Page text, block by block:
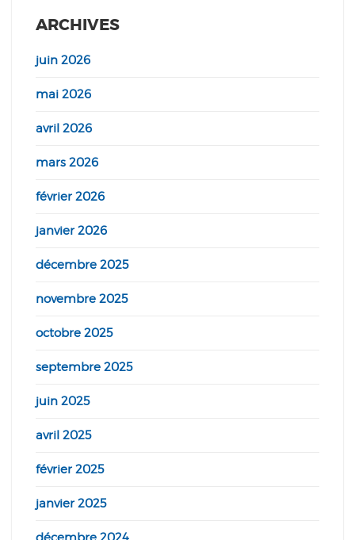
ARCHIVES
juin 2026
mai 2026
avril 2026
mars 2026
février 2026
janvier 2026
décembre 2025
novembre 2025
octobre 2025
septembre 2025
juin 2025
avril 2025
février 2025
janvier 2025